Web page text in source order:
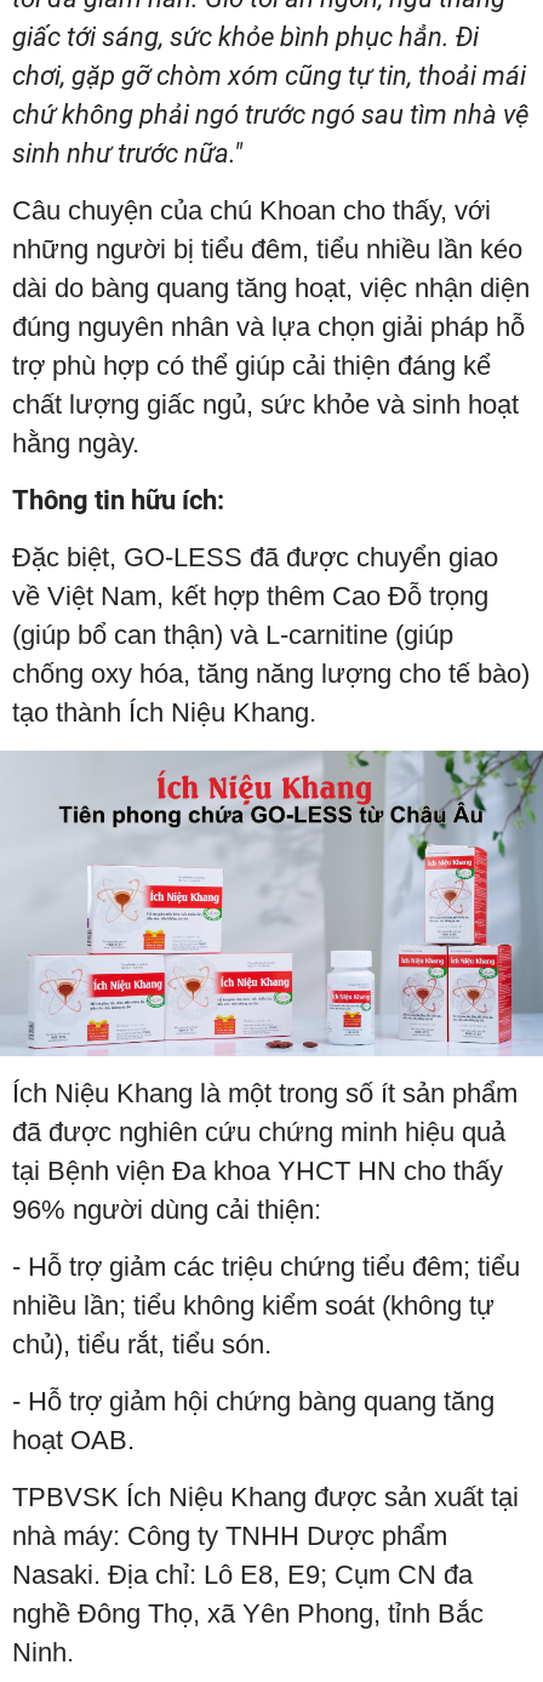
giấc tới sáng, sức khỏe bình phục hẳn. Đi
chơi, gặp gỡ chòm xóm cũng tự tin, thoải mái
chứ không phải ngó trước ngó sau tìm nhà vệ
sinh như trước nữa."
Câu chuyện của chú Khoan cho thấy, với
những người bị tiểu đêm, tiểu nhiều lần kéo
dài do bàng quang tăng hoạt, việc nhận diện
đúng nguyên nhân và lựa chọn giải pháp hỗ
trợ phù hợp có thể giúp cải thiện đáng kể
chất lượng giấc ngủ, sức khỏe và sinh hoạt
hằng ngày.
Thông tin hữu ích:
Đặc biệt, GO-LESS đã được chuyển giao
về Việt Nam, kết hợp thêm Cao Đỗ trọng
(giúp bổ can thận) và L-carnitine (giúp
chống oxy hóa, tăng năng lượng cho tế bào)
tạo thành Ích Niệu Khang.
Ích Niệu Khang là một trong số ít sản phẩm
đã được nghiên cứu chứng minh hiệu quả
tại Bệnh viện Đa khoa YHCT HN cho thấy
96% người dùng cải thiện:
- Hỗ trợ giảm các triệu chứng tiểu đêm; tiểu
nhiều lần; tiểu không kiểm soát (không tự
chủ), tiểu rắt, tiểu són.
- Hỗ trợ giảm hội chứng bàng quang tăng
hoạt OAB.
TPBVSK Ích Niệu Khang được sản xuất tại
nhà máy: Công ty TNHH Dược phẩm
Nasaki. Địa chỉ: Lô E8, E9; Cụm CN đa
nghề Đông Thọ, xã Yên Phong, tỉnh Bắc
Ninh.